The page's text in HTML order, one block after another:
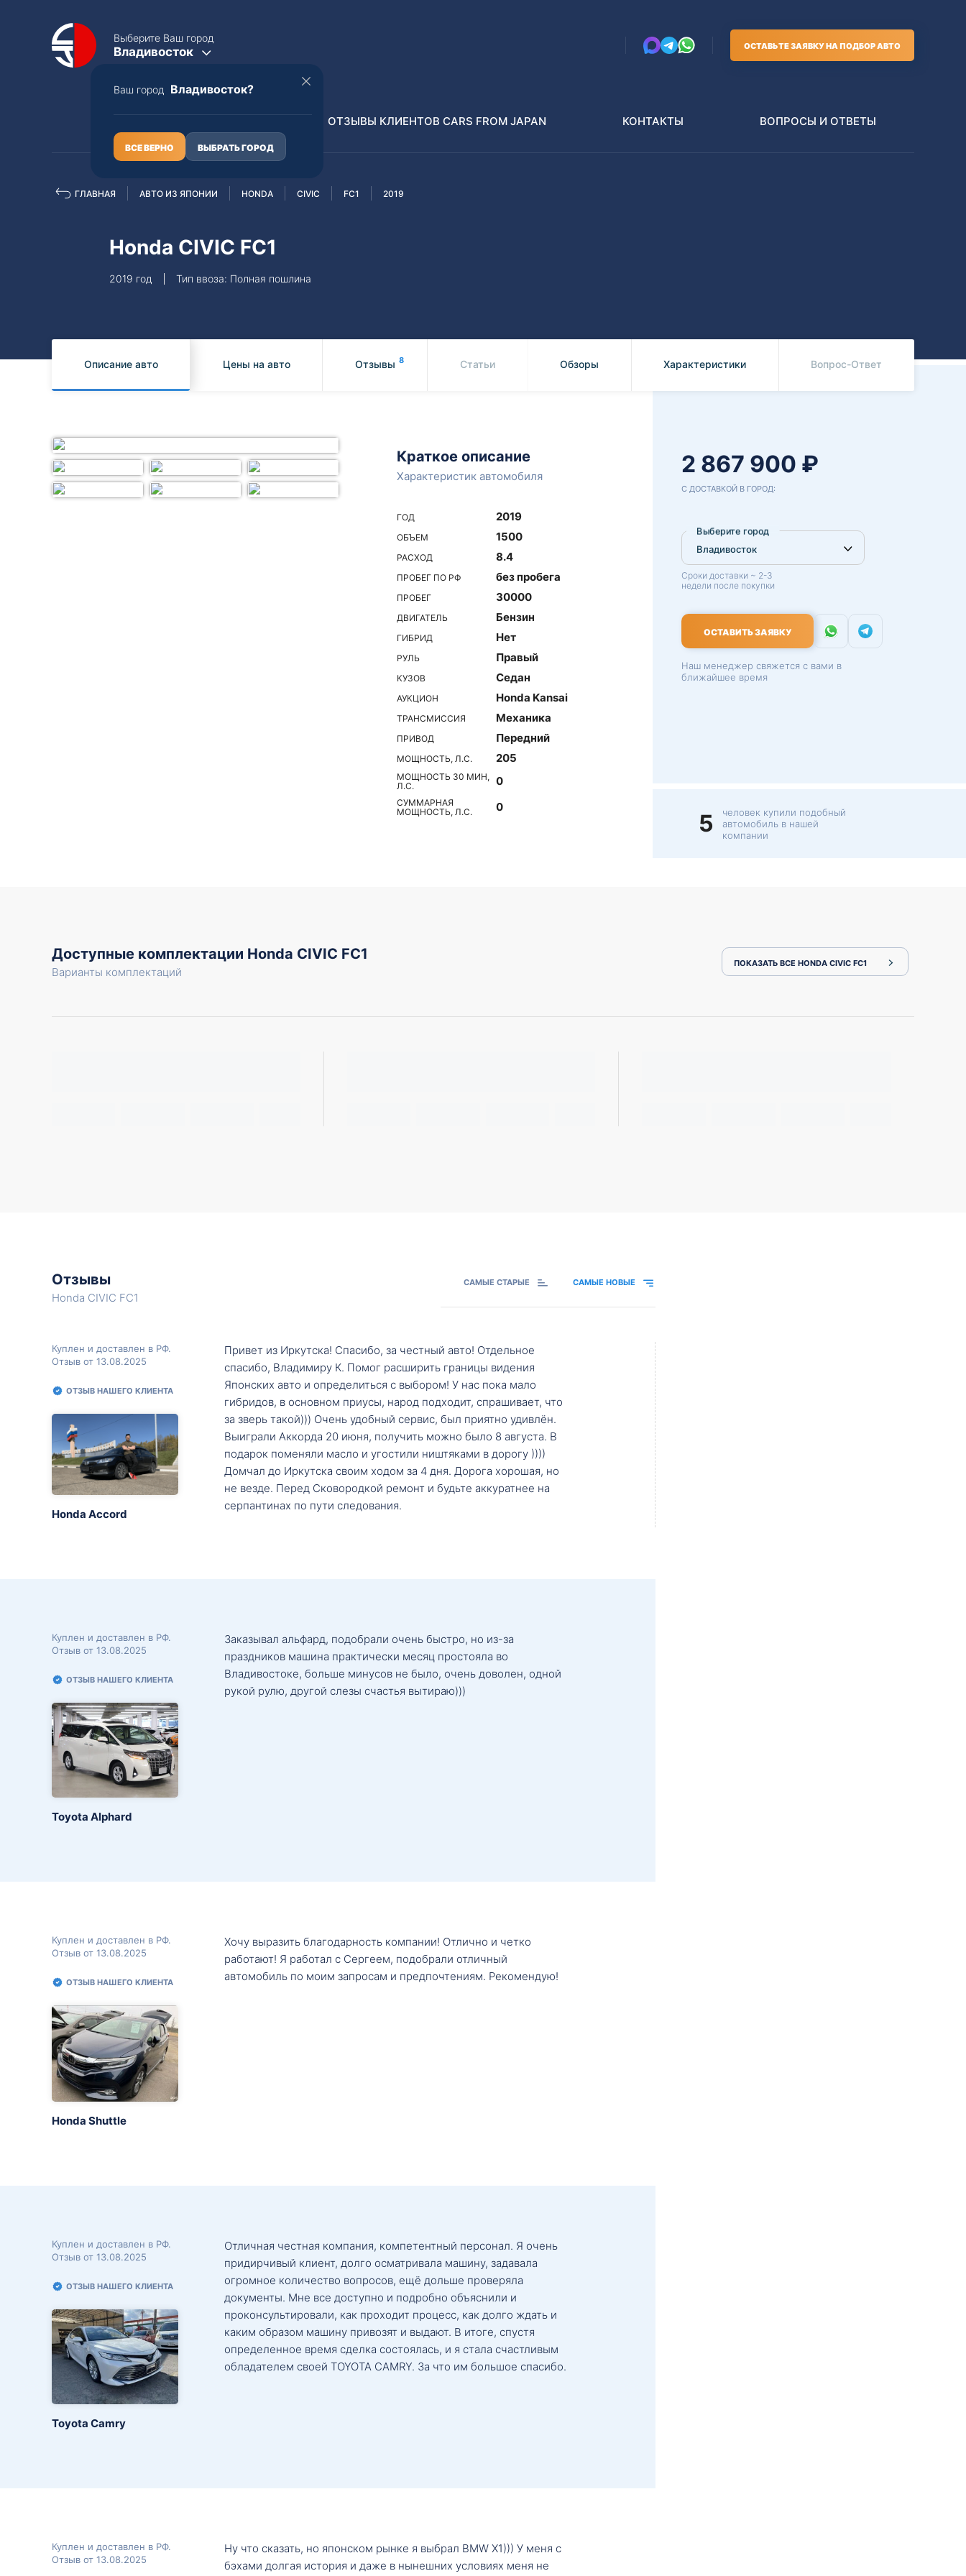
Выберите Ваш город
Владивосток
Ваш город Владивосток?
ВСЕ ВЕРНО ВЫБРАТЬ ГОРОД
ОСТАВЬТЕ ЗАЯВКУ НА ПОДБОР АВТО
Полная пошлина
Subaru
ОТЗЫВЫ КЛИЕНТОВ CARS FROM JAPAN КОНТАКТЫ ВОПРОСЫ И ОТВЕТЫ
ГЛАВНАЯ АВТО ИЗ ЯПОНИИ HONDA CIVIC FC1 2019
Honda CIVIC FC1
2019 год Тип ввоза: Полная пошлина
Описание авто Цены на авто Отзывы 8 Статьи Обзоры Характеристики Вопрос-Ответ
Краткое описание
Характеристик автомобиля
ГОД 2019
ОБЪЕМ 1500
РАСХОД 8.4
ПРОБЕГ ПО РФ без пробега
ПРОБЕГ 30000
ДВИГАТЕЛЬ Бензин
ГИБРИД Нет
РУЛЬ Правый
КУЗОВ Седан
АУКЦИОН Honda Kansai
ТРАНСМИССИЯ Механика
ПРИВОД Передний
МОЩНОСТЬ, Л.С. 205
МОЩНОСТЬ 30 МИН,
Л.С.
0
СУММАРНАЯ
МОЩНОСТЬ, Л.С.
0
2 867 900 ₽
С ДОСТАВКОЙ В ГОРОД:
Выберите город
Сроки доставки ~ 2-3
недели после покупки
ОСТАВИТЬ ЗАЯВКУ
Наш менеджер свяжется с вами в
ближайшее время
5
человек купили подобный
автомобиль в нашей
компании
Доступные комплектации Honda CIVIC FC1
Варианты комплектаций
ПОКАЗАТЬ ВСЕ HONDA CIVIC FC1
Отзывы
Honda CIVIC FC1
САМЫЕ СТАРЫЕ САМЫЕ НОВЫЕ
Куплен и доставлен в РФ.
Отзыв от 13.08.2025
ОТЗЫВ НАШЕГО КЛИЕНТА
Honda Accord
Привет из Иркутска! Спасибо, за честный авто! Отдельное
спасибо, Владимиру К. Помог расширить границы видения
Японских авто и определиться с выбором! У нас пока мало
гибридов, в основном приусы, народ подходит, спрашивает, что
за зверь такой))) Очень удобный сервис, был приятно удивлён.
Выиграли Аккорда 20 июня, получить можно было 8 августа. В
подарок поменяли масло и угостили ништяками в дорогу ))))
Домчал до Иркутска своим ходом за 4 дня. Дорога хорошая, но
не везде. Перед Сковородкой ремонт и будьте аккуратнее на
серпантинах по пути следования.
Куплен и доставлен в РФ.
Отзыв от 13.08.2025
ОТЗЫВ НАШЕГО КЛИЕНТА
Toyota Alphard
Заказывал альфард, подобрали очень быстро, но из-за
праздников машина практически месяц простояла во
Владивостоке, больше минусов не было, очень доволен, одной
рукой рулю, другой слезы счастья вытираю)))
Куплен и доставлен в РФ.
Отзыв от 13.08.2025
ОТЗЫВ НАШЕГО КЛИЕНТА
Honda Shuttle
Хочу выразить благодарность компании! Отлично и четко
работают! Я работал с Сергеем, подобрали отличный
автомобиль по моим запросам и предпочтениям. Рекомендую!
Куплен и доставлен в РФ.
Отзыв от 13.08.2025
ОТЗЫВ НАШЕГО КЛИЕНТА
Toyota Camry
Отличная честная компания, компетентный персонал. Я очень
придирчивый клиент, долго осматривала машину, задавала
огромное количество вопросов, ещё дольше проверяла
документы. Мне все доступно и подробно объяснили и
проконсультировали, как проходит процесс, как долго ждать и
каким образом машину привозят и выдают. В итоге, спустя
определенное время сделка состоялась, и я стала счастливым
обладателем своей TOYOTA CAMRY. За что им большое спасибо.
Куплен и доставлен в РФ.
Отзыв от 13.08.2025
Ну что сказать, но японском рынке я выбрал BMW X1))) У меня с
бэхами долгая история и даже в нынешних условиях меня не